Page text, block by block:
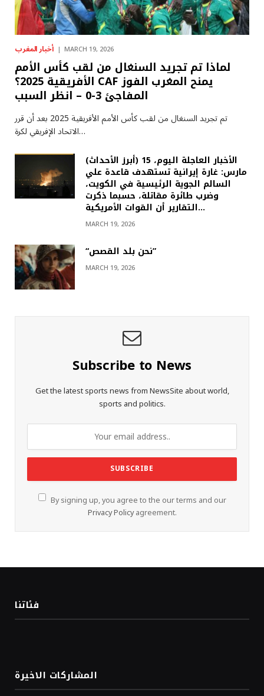
أخبار المغرب MARCH 19, 2026
لماذا تم تجريد السنغال من لقب كأس الأمم
الأفريقية 2025؟ CAF يمنح المغرب الفوز
المفاجئ 3-0 – انظر السبب
تم تجريد السنغال من لقب كأس الأمم الأفريقية 2025 بعد أن قرر
الاتحاد الإفريقي لكرة…
(أبرز الأحداث) الأخبار العاجلة اليوم، 15
مارس: غارة إيرانية تستهدف قاعدة علي
السالم الجوية الرئيسية في الكويت،
وضرب طائرة مقاتلة، حسبما ذكرت
التقارير أن القوات الأمريكية…
MARCH 19, 2026
“نحن بلد القصص”
MARCH 19, 2026
Subscribe to News
Get the latest sports news from NewsSite about world,
sports and politics.
By signing up, you agree to the our terms and our
Privacy Policyagreement.
فئاتنا
المشاركات الاخيرة